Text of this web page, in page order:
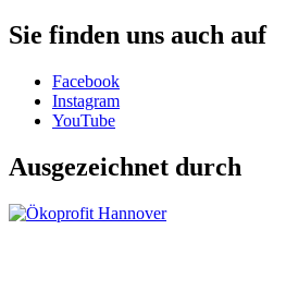
Sie finden uns auch auf
Facebook
Instagram
YouTube
Ausgezeichnet durch